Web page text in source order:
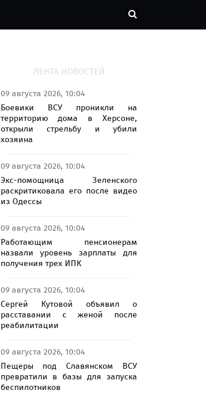
ЛЕНТА НОВОСТЕЙ
09 августа 2026, 10:04
Боевики ВСУ проникли на
территорию дома в Херсоне,
открыли стрельбу и убили
хозяина
09 августа 2026, 10:04
Экс-помощница Зеленского
раскритиковала его после видео
из Одессы
09 августа 2026, 10:04
Работающим пенсионерам
назвали уровень зарплаты для
получения трех ИПК
09 августа 2026, 10:04
Сергей Кутовой объявил о
расставании с женой после
реабилитации
09 августа 2026, 10:04
Пещеры под Славянском ВСУ
превратили в базы для запуска
беспилотников